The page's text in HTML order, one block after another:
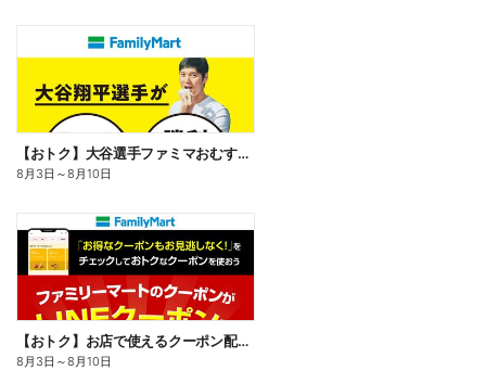
【おトク】大谷選手ファミマおむすび割
8月3日 ～8月10日
【おトク】お店で使えるクーポン配信中
8月3日 ～8月10日